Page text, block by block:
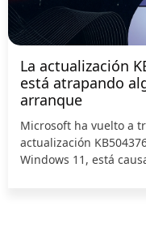
La actualización
está atrapando
arranque
Microsoft ha vuelto a
actualización
Windows 11, está